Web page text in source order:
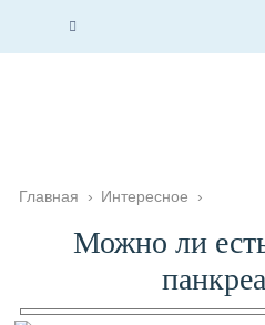
Главная › Интересное ›
Можно ли